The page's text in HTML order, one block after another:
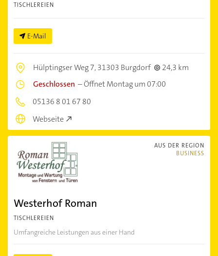
TISCHLEREIEN
E-Mail
Hülptingser Weg 7,31303 Burgdorf
24,3 km
Geschlossen –Öffnet Montag um 07:00
05136 8 01 67 80
Webseite
AUS DER REGION
BUSINESS
Westerhof Roman
TISCHLEREIEN
Umfangreiche Leistungen aus einer Hand